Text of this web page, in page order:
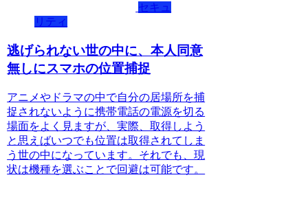
セキュ
リティ
逃げられない世の中に、本人同意
無しにスマホの位置捕捉
アニメやドラマの中で自分の居場所を捕
捉されないように携帯電話の電源を切る
場面をよく見ますが、実際、取得しよう
と思えばいつでも位置は取得されてしま
う世の中になっています。それでも、現
状は機種を選ぶことで回避は可能です。